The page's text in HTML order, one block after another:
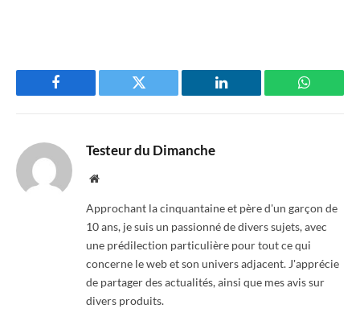
Facebook Twitter LinkedIn
Testeur du Dimanche
Website
Approchant la cinquantaine et père d'un garçon de
10 ans, je suis un passionné de divers sujets, avec
une prédilection particulière pour tout ce qui
concerne le web et son univers adjacent. J'apprécie
de partager des actualités, ainsi que mes avis sur
divers produits.